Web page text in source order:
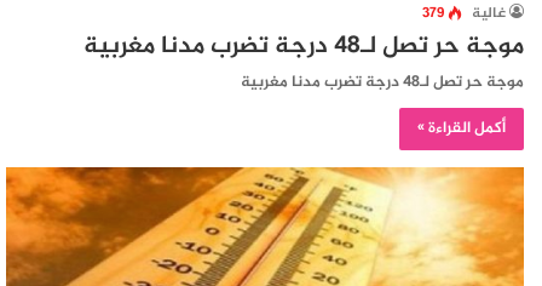
غالية 379
موجة حر تصل لـ48 درجة تضرب مدنا مغربية
موجة حر تصل لـ48 درجة تضرب مدنا مغربية
أكمل القراءة »